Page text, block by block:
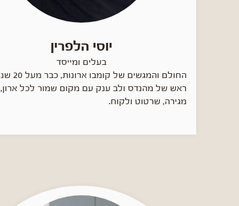
יוסי הלפרין
בעלים ומייסד
החולם והמגשים של קומבו ארונות, כבר מעל 20 שנה.
ראש של מהנדס ולב ענק עם מקום שמור לכל ארון,
מגירה, שרטוט ולקוח.